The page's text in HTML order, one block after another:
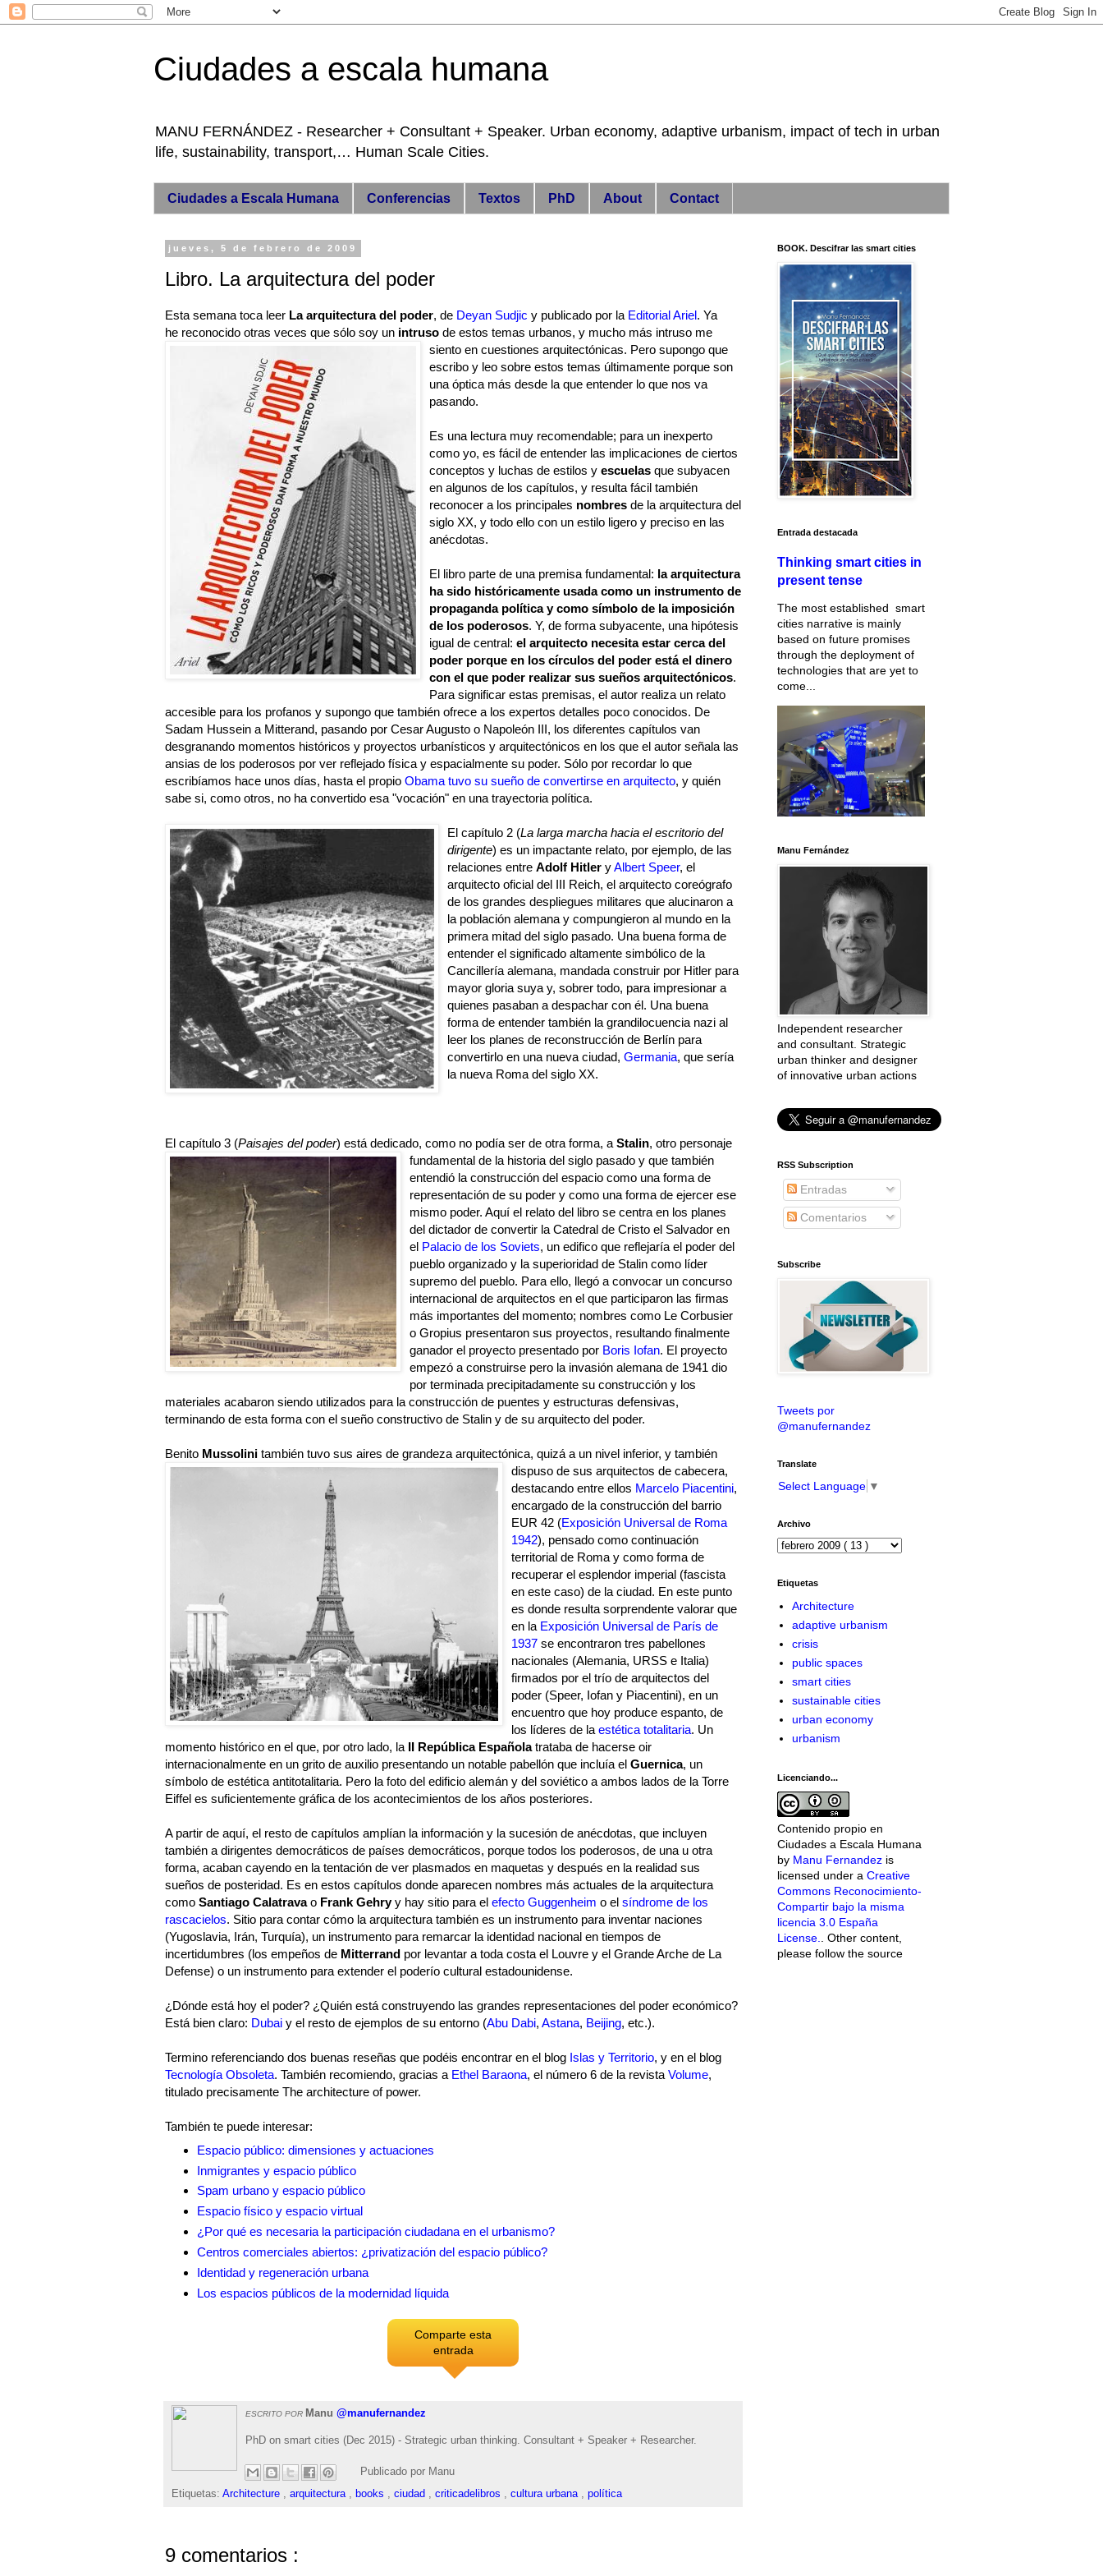
Ciudades a escala humana
MANU FERNÁNDEZ - Researcher + Consultant + Speaker. Urban economy, adaptive urbanism, impact of tech in urban
life, sustainability, transport,… Human Scale Cities.
Ciudades a Escala Humana Conferencias Textos PhD About Contact
jueves, 5 de febrero de 2009
Libro. La arquitectura del poder
Esta semana toca leer La arquitectura del poder, de Deyan Sudjic y publicado por la Editorial Ariel. Ya
he reconocido otras veces que sólo soy un intruso de estos temas urbanos, y mucho más intruso me
siento en cuestiones arquitectónicas. Pero supongo que
escribo y leo sobre estos temas últimamente porque son
una óptica más desde la que entender lo que nos va
pasando.
Es una lectura muy recomendable; para un inexperto
como yo, es fácil de entender las implicaciones de ciertos
conceptos y luchas de estilos y escuelas que subyacen
en algunos de los capítulos, y resulta fácil también
reconocer a los principales nombres de la arquitectura del
siglo XX, y todo ello con un estilo ligero y preciso en las
anécdotas.
El libro parte de una premisa fundamental: la arquitectura
ha sido históricamente usada como un instrumento de
propaganda política y como símbolo de la imposición
de los poderosos. Y, de forma subyacente, una hipótesis
igual de central: el arquitecto necesita estar cerca del
poder porque en los círculos del poder está el dinero
con el que poder realizar sus sueños arquitectónicos.
Para significar estas premisas, el autor realiza un relato
accesible para los profanos y supongo que también ofrece a los expertos detalles poco conocidos. De
Sadam Hussein a Mitterand, pasando por Cesar Augusto o Napoleón III, los diferentes capítulos van
desgranando momentos históricos y proyectos urbanísticos y arquitectónicos en los que el autor señala las
ansias de los poderosos por ver reflejado física y espacialmente su poder. Sólo por recordar lo que
escribíamos hace unos días, hasta el propio Obama tuvo su sueño de convertirse en arquitecto, y quién
sabe si, como otros, no ha convertido esa "vocación" en una trayectoria política.
El capítulo 2 (La larga marcha hacia el escritorio del
dirigente) es un impactante relato, por ejemplo, de las
relaciones entre Adolf Hitler yAlbert Speer, el
arquitecto oficial del III Reich, el arquitecto coreógrafo
de los grandes despliegues militares que alucinaron a
la población alemana y compungieron al mundo en la
primera mitad del siglo pasado. Una buena forma de
entender el significado altamente simbólico de la
Cancillería alemana, mandada construir por Hitler para
mayor gloria suya y, sobrer todo, para impresionar a
quienes pasaban a despachar con él. Una buena
forma de entender también la grandilocuencia nazi al
leer los planes de reconstrucción de Berlín para
convertirlo en una nueva ciudad, Germania, que sería
la nueva Roma del siglo XX.
El capítulo 3 (Paisajes del poder) está dedicado, como no podía ser de otra forma, a Stalin, otro personaje
fundamental de la historia del siglo pasado y que también
entendió la construcción del espacio como una forma de
representación de su poder y como una forma de ejercer ese
mismo poder. Aquí el relato del libro se centra en los planes
del dictador de convertir la Catedral de Cristo el Salvador en
el Palacio de los Soviets, un edifico que reflejaría el poder del
pueblo organizado y la superioridad de Stalin como líder
supremo del pueblo. Para ello, llegó a convocar un concurso
internacional de arquitectos en el que participaron las firmas
más importantes del momento; nombres como Le Corbusier
o Gropius presentaron sus proyectos, resultando finalmente
ganador el proyecto presentado por Boris Iofan. El proyecto
empezó a construirse pero la invasión alemana de 1941 dio
por terminada precipitadamente su construcción y los
materiales acabaron siendo utilizados para la construcción de puentes y estructuras defensivas,
terminando de esta forma con el sueño constructivo de Stalin y de su arquitecto del poder.
Benito Mussolini también tuvo sus aires de grandeza arquitectónica, quizá a un nivel inferior, y también
dispuso de sus arquitectos de cabecera,
destacando entre ellos Marcelo Piacentini,
encargado de la construcción del barrio
EUR 42 (Exposición Universal de Roma
1942), pensado como continuación
territorial de Roma y como forma de
recuperar el esplendor imperial (fascista
en este caso) de la ciudad. En este punto
es donde resulta sorprendente valorar que
en la Exposición Universal de París de
1937 se encontraron tres pabellones
nacionales (Alemania, URSS e Italia)
firmados por el trío de arquitectos del
poder (Speer, Iofan y Piacentini), en un
encuentro que hoy produce espanto, de
los líderes de la estética totalitaria. Un
momento histórico en el que, por otro lado, la II República Españolatrataba de hacerse oir
internacionalmente en un grito de auxilio presentando un notable pabellón que incluía el Guernica, un
símbolo de estética antitotalitaria. Pero la foto del edificio alemán y del soviético a ambos lados de la Torre
Eiffel es suficientemente gráfica de los acontecimientos de los años posteriores.
A partir de aquí, el resto de capítulos amplían la información y la sucesión de anécdotas, que incluyen
también a dirigentes democráticos de países democráticos, porque todos los poderosos, de una u otra
forma, acaban cayendo en la tentación de ver plasmados en maquetas y después en la realidad sus
sueños de posteridad. Es en estos capítulos donde aparecen nombres más actuales de la arquitectura
como Santiago Calatravao Frank Gehryy hay sitio para el efecto Guggenheim o el síndrome de los
rascacielos. Sitio para contar cómo la arquitectura también es un instrumento para inventar naciones
(Yugoslavia, Irán, Turquía), un instrumento para remarcar la identidad nacional en tiempos de
incertidumbres (los empeños de Mitterrand por levantar a toda costa el Louvre y el Grande Arche de La
Defense) o un instrumento para extender el poderío cultural estadounidense.
¿Dónde está hoy el poder? ¿Quién está construyendo las grandes representaciones del poder económico?
Está bien claro: Dubai y el resto de ejemplos de su entorno (Abu Dabi, Astana, Beijing, etc.).
Termino referenciando dos buenas reseñas que podéis encontrar en el blog Islas y Territorio, y en el blog
Tecnología Obsoleta. También recomiendo, gracias a Ethel Baraona, el número 6 de la revista Volume,
titulado precisamente The architecture of power.
También te puede interesar:
Espacio público: dimensiones y actuaciones
Inmigrantes y espacio público
Spam urbano y espacio público
Espacio físico y espacio virtual
¿Por qué es necesaria la participación ciudadana en el urbanismo?
Centros comerciales abiertos: ¿privatización del espacio público?
Identidad y regeneración urbana
Los espacios públicos de la modernidad líquida
Comparte esta
entrada
ESCRITO POR Manu @manufernandez
PhD on smart cities (Dec 2015) - Strategic urban thinking. Consultant + Speaker + Researcher.
Publicado por Manu
Etiquetas: Architecture , arquitectura , books , ciudad , criticadelibros , cultura urbana , política
9 comentarios :
BOOK. Descifrar las smart cities
Entrada destacada
Thinking smart cities in
present tense
The most established smart
cities narrative is mainly
based on future promises
through the deployment of
technologies that are yet to
come...
Manu Fernández
Independent researcher
and consultant. Strategic
urban thinker and designer
of innovative urban actions
RSS Subscription
Entradas
Comentarios
Subscribe
Tweets por
@manufernandez
Translate
Select Language ▼
Archivo
Etiquetas
Architecture
adaptive urbanism
crisis
public spaces
smart cities
sustainable cities
urban economy
urbanism
Licenciando...
Contenido propio en
Ciudades a Escala Humana
by Manu Fernandez is
licensed under a Creative
Commons Reconocimiento-
Compartir bajo la misma
licencia 3.0 España
License.
. Other content,
please follow the source